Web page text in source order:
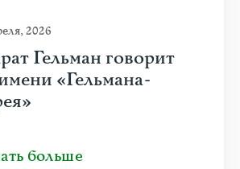
2026
Гельман говорит
«Гельмана-
больше